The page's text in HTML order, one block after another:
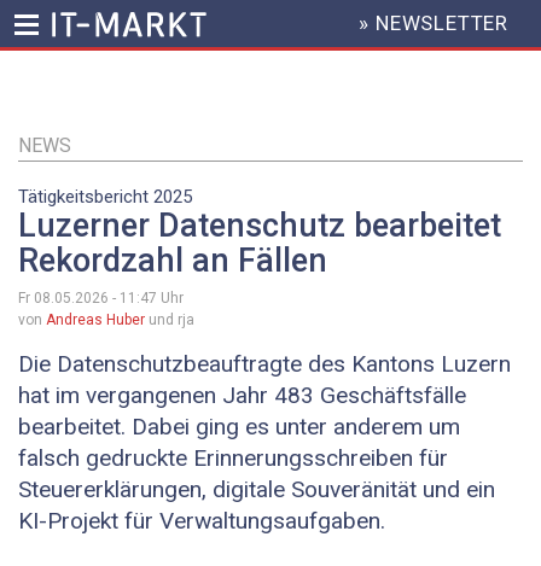
Inhalt
HEADER
MENU
» NEWSLETTER
NEWS
Tätigkeitsbericht 2025
Luzerner Datenschutz bearbeitet
Rekordzahl an Fällen
Fr 08.05.2026 - 11:47 Uhr
von Andreas Huber und rja
Die Datenschutzbeauftragte des Kantons Luzern
hat im vergangenen Jahr 483 Geschäftsfälle
bearbeitet. Dabei ging es unter anderem um
falsch gedruckte Erinnerungsschreiben für
Steuererklärungen, digitale Souveränität und ein
KI-Projekt für Verwaltungsaufgaben.